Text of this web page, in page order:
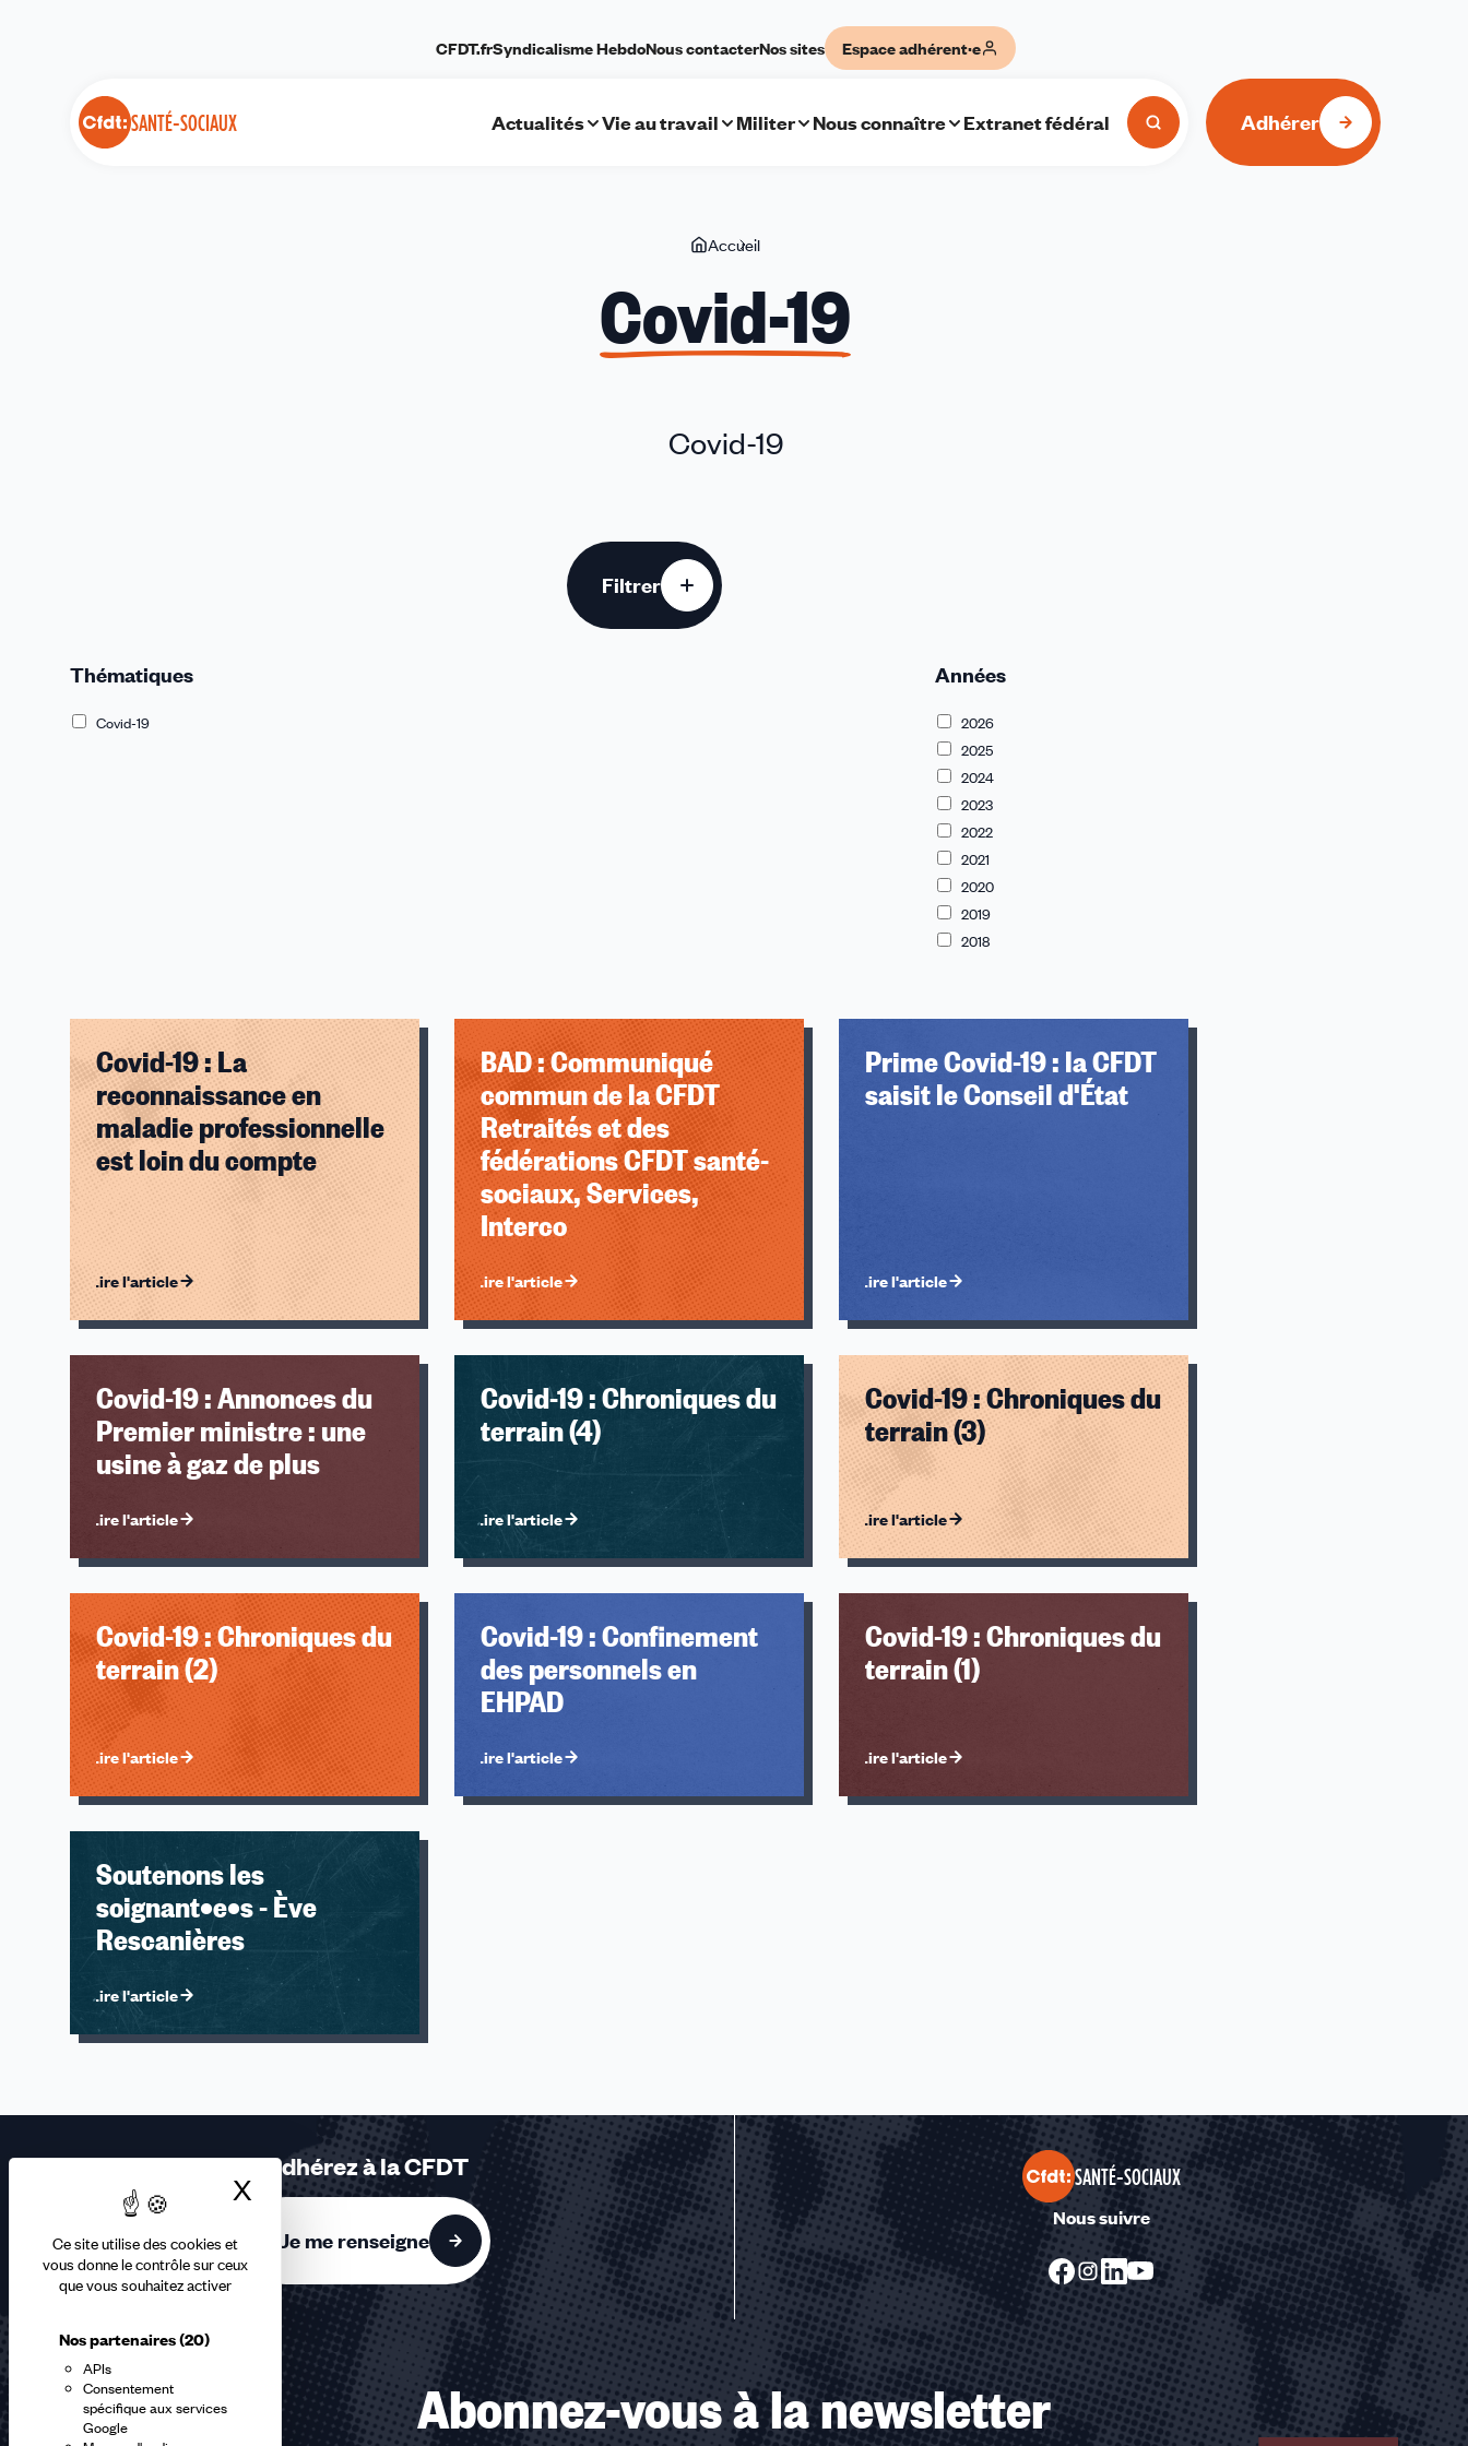
Ce site utilise des cookies et
vous donne le contrôle sur ceux
que vous souhaitez activer
Nos partenaires(20)
APIs
Consentement
spécifique aux services
Google
X Masquer le bandeau des cookies
SANTÉ-SOCIAUX
CFDT.frSyndicalisme HebdoNous contacterNos sites Espace adhérent·e
Actualités Vie au travail Militer Nous connaître Extranet fédéral Adhérer
VousAccueil
Covid-19
Covid-19
Filtrer
Thématiques
Covid-19
Années
2026
2025
2024
2023
2022
2021
2020
2019
2018
Covid-19 : La
reconnaissance en
maladie professionnelle
est loin du compte
Lire l'article
BAD : Communiqué
commun de la CFDT
Retraités et des
fédérations CFDT santé-
sociaux, Services,
Interco
Lire l'article
Prime Covid-19 : la CFDT
saisit le Conseil d'État
Lire l'article
Covid-19 : Annonces du
Premier ministre : une
usine à gaz de plus
Lire l'article
Covid-19 : Chroniques du
terrain (4)
Lire l'article
Covid-19 : Chroniques du
terrain (3)
Lire l'article
Covid-19 : Chroniques du
terrain (2)
Lire l'article
Covid-19 : Confinement
des personnels en
EHPAD
Lire l'article
Covid-19 : Chroniques du
terrain (1)
Lire l'article
Soutenons les
soignant•e•s - Ève
Rescanières
Lire l'article
Adhérez à la CFDT
Je me renseigne
SANTÉ-SOCIAUX
Nous suivre
Abonnez-vous à la newsletter